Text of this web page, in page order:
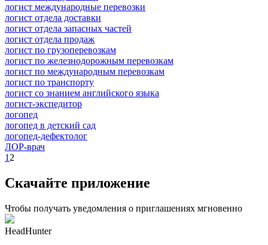
логист международные перевозки
логист отдела доставки
логист отдела запасных частей
логист отдела продаж
логист по грузоперевозкам
логист по железнодорожным перевозкам
логист по международным перевозкам
логист по транспорту
логист со знанием английского языка
логист-экспедитор
логопед
логопед в детский сад
логопед-дефектолог
ЛОР-врач
1 2
Скачайте приложение
Чтобы получать уведомления о приглашениях мгновенно
HeadHunter